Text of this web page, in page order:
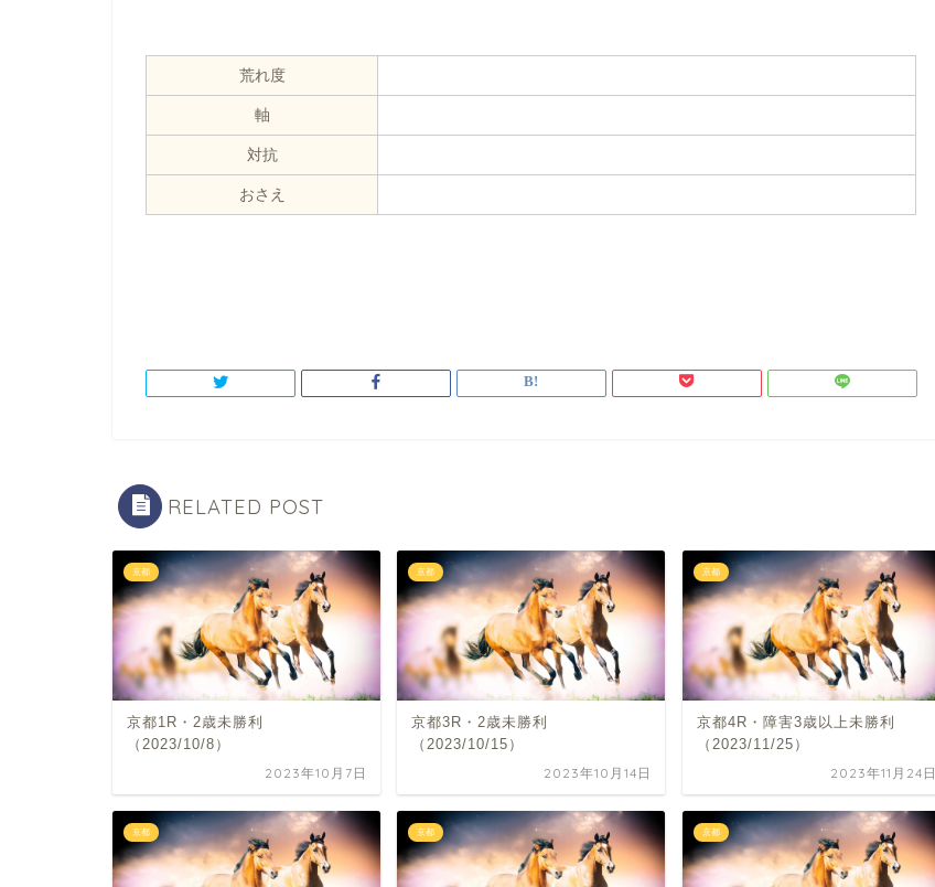
荒れ度
軸
対抗
おさえ
RELATED POST
京都
京都1R・2歳未勝利
（2023/10/8）
2023年10月7日
京都
京都3R・2歳未勝利
（2023/10/15）
2023年10月14日
京都
京都4R・障害3歳以上未勝利
（2023/11/25）
2023年11月24日
京都 京都 京都